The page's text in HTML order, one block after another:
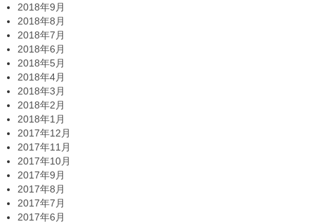
2018年9月
2018年8月
2018年7月
2018年6月
2018年5月
2018年4月
2018年3月
2018年2月
2018年1月
2017年12月
2017年11月
2017年10月
2017年9月
2017年8月
2017年7月
2017年6月